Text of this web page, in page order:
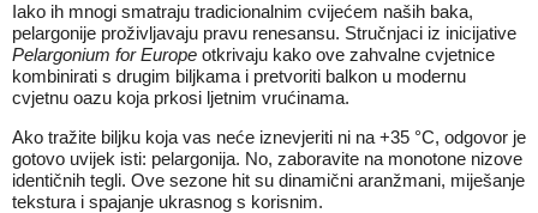
Iako ih mnogi smatraju tradicionalnim cvijećem naših baka,
pelargonije proživljavaju pravu renesansu. Stručnjaci iz inicijative
Pelargonium for Europe otkrivaju kako ove zahvalne cvjetnice
kombinirati s drugim biljkama i pretvoriti balkon u modernu
cvjetnu oazu koja prkosi ljetnim vrućinama.
Ako tražite biljku koja vas neće iznevjeriti ni na +35 °C, odgovor je
gotovo uvijek isti: pelargonija. No, zaboravite na monotone nizove
identičnih tegli. Ove sezone hit su dinamični aranžmani, miješanje
tekstura i spajanje ukrasnog s korisnim.